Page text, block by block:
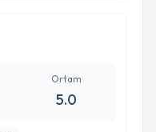
Ortam
5.0